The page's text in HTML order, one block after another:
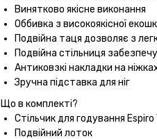
Винятково якісне виконання
Оббивка з високоякісної
Подвійна таця дозволяє з
Подвійна стільниця
Антиковзкі накладки на
Зручна підставка для ніг
Що в комплекті?
Стільчик для годування Espiro
Подвійний лоток